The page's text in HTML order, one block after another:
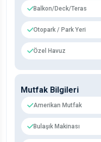
Balkon/Deck/Teras
Otopark / Park Yeri
Özel Havuz
Mutfak Bilgileri
Amerikan Mutfak
Bulaşık Makinası